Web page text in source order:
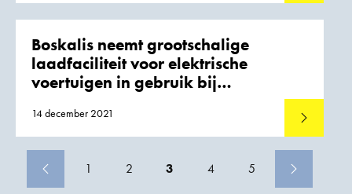
Boskalis neemt grootschalige
laadfaciliteit voor elektrische
voertuigen in gebruik bij
14 december 2021 Lees meer
1 2 3 4 5